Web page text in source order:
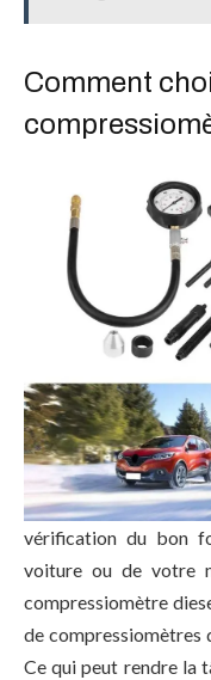
Comment
vérification du bon
voiture ou de votre
compressiomètre
de compressiomètres
Ce qui peut rendre la